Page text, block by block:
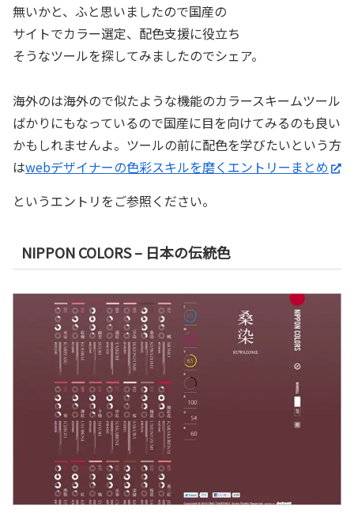
無いかと、ふと思いましたので国産の
サイトでカラー選定、配色支援に役立ち
そうなツールを探してみましたのでシェア。
海外のは海外ので似たような機能のカラースキームツール
ばかりにもなっているので国産に目を向けてみるのも良い
かもしれませんよ。ツールの前に配色を学びたいという方
はwebデザイナーの色彩スキルを磨くエントリーまとめ
というエントリをご参照ください。
NIPPON COLORS – 日本の伝統色